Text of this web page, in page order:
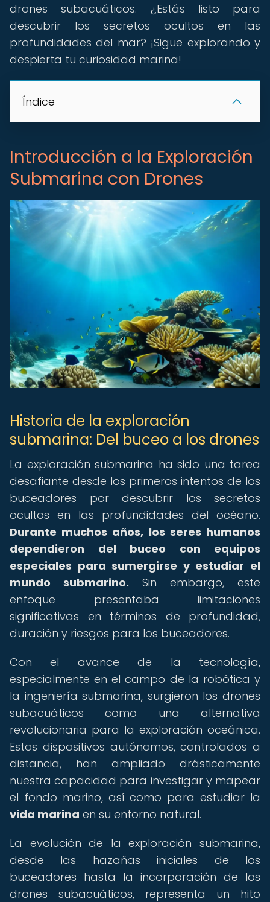
drones subacuáticos. ¿Estás listo para
descubrir los secretos ocultos en las
profundidades del mar? ¡Sigue explorando y
despierta tu curiosidad marina!
Índice
Introducción a la Exploración
Submarina con Drones
Historia de la exploración
submarina: Del buceo a los drones
La exploración submarina ha sido una tarea
desafiante desde los primeros intentos de los
buceadores por descubrir los secretos
ocultos en las profundidades del océano.
Durante muchos años, los seres humanos
dependieron del buceo con equipos
especiales para sumergirse y estudiar el
mundo submarino. Sin embargo, este
enfoque presentaba limitaciones
significativas en términos de profundidad,
duración y riesgos para los buceadores.
Con el avance de la tecnología,
especialmente en el campo de la robótica y
la ingeniería submarina, surgieron los drones
subacuáticos como una alternativa
revolucionaria para la exploración oceánica.
Estos dispositivos autónomos, controlados a
distancia, han ampliado drásticamente
nuestra capacidad para investigar y mapear
el fondo marino, así como para estudiar la
vida marina en su entorno natural.
La evolución de la exploración submarina,
desde las hazañas iniciales de los
buceadores hasta la incorporación de los
drones subacuáticos, representa un hito